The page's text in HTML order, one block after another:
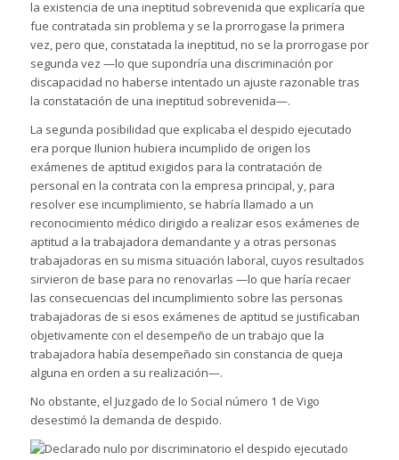
la existencia de una ineptitud sobrevenida que explicaría que
fue contratada sin problema y se la prorrogase la primera
vez, pero que, constatada la ineptitud, no se la prorrogase por
segunda vez —lo que supondría una discriminación por
discapacidad no haberse intentado un ajuste razonable tras
la constatación de una ineptitud sobrevenida—.
La segunda posibilidad que explicaba el despido ejecutado
era porque Ilunion hubiera incumplido de origen los
exámenes de aptitud exigidos para la contratación de
personal en la contrata con la empresa principal, y, para
resolver ese incumplimiento, se habría llamado a un
reconocimiento médico dirigido a realizar esos exámenes de
aptitud a la trabajadora demandante y a otras personas
trabajadoras en su misma situación laboral, cuyos resultados
sirvieron de base para no renovarlas —lo que haría recaer
las consecuencias del incumplimiento sobre las personas
trabajadoras de si esos exámenes de aptitud se justificaban
objetivamente con el desempeño de un trabajo que la
trabajadora había desempeñado sin constancia de queja
alguna en orden a su realización—.
No obstante, el Juzgado de lo Social número 1 de Vigo
desestimó la demanda de despido.